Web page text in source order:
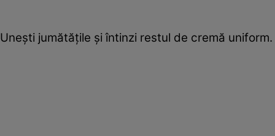
Uneşti jumătăţile şi întinzi restul de cremă uniform.